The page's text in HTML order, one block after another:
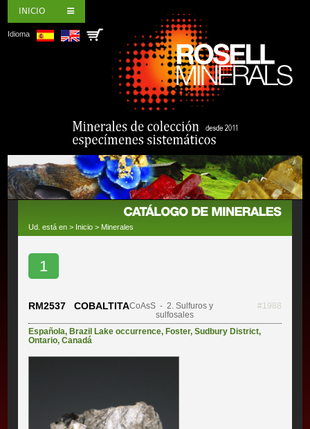
INICIO
Idioma
Ud. está en > Inicio > Minerales
1
RM2537 COBALTITACoAsS - 2. Sulfuros y
sulfosales
#1988
Española,Brazil Lake occurrence,Foster,Sudbury District,
Ontario,Canadá